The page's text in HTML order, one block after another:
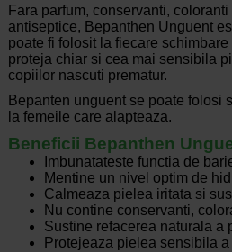
Fara parfum, conservanti,
antiseptice, Bepanthen Unguent
poate fi folosit la fiecare
proteja chiar si cea mai sensibila
copiilor nascuti prematur.
Bepanten unguent se poate folosi
la femeile care alapteaza.
Beneficii Bepanthen
Imbunatateste functia de
Mentine un nivel optim de
Calmeaza pielea iritata si
Nu contine conservanti,
Sustine refacerea naturala a
Protejeaza pielea sensibila